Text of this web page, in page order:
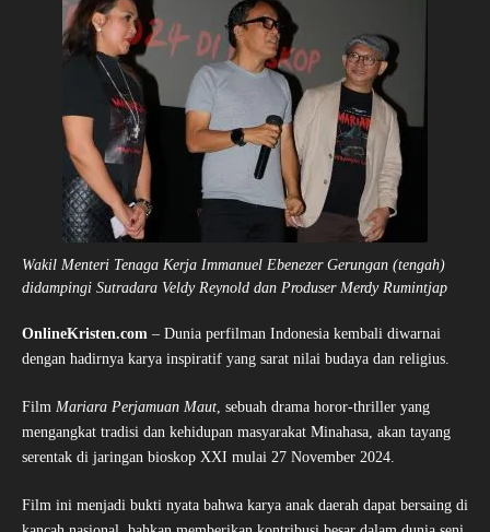
Wakil Menteri Tenaga Kerja Immanuel Ebenezer Gerungan (tengah)
didampingi Sutradara Veldy Reynold dan Produser Merdy Rumintjap
OnlineKristen.com – Dunia perfilman Indonesia kembali diwarnai
dengan hadirnya karya inspiratif yang sarat nilai budaya dan religius.
Film Mariara Perjamuan Maut, sebuah drama horor-thriller yang
mengangkat tradisi dan kehidupan masyarakat Minahasa, akan tayang
serentak di jaringan bioskop XXI mulai 27 November 2024.
Film ini menjadi bukti nyata bahwa karya anak daerah dapat bersaing di